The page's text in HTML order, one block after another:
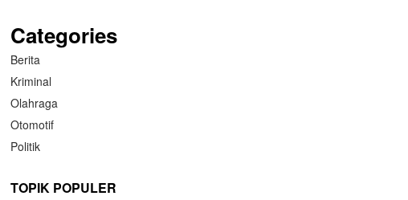
Categories
Berita
Kriminal
Olahraga
Otomotif
Politik
TOPIK POPULER